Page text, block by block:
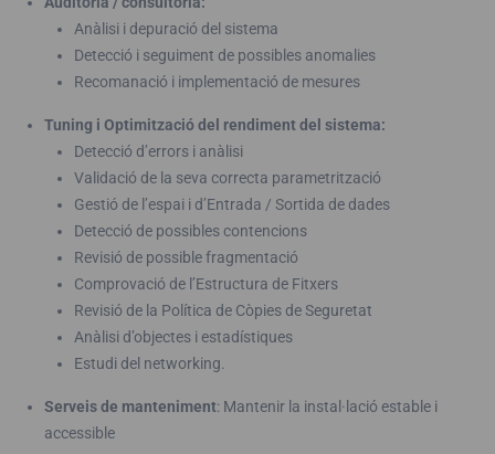
Anàlisi i depuració del sistema
Detecció i seguiment de possibles anomalies
Recomanació i implementació de mesures
Tuning i Optimització del rendiment del sistema:
Detecció d’errors i anàlisi
Validació de la seva correcta parametrització
Gestió de l’espai i d’Entrada / Sortida de dades
Detecció de possibles contencions
Revisió de possible fragmentació
Comprovació de l’Estructura de Fitxers
Revisió de la Política de Còpies de Seguretat
Anàlisi d’objectes i estadístiques
Estudi del networking.
Serveis de manteniment: Mantenir la instal·lació estable i
accessible